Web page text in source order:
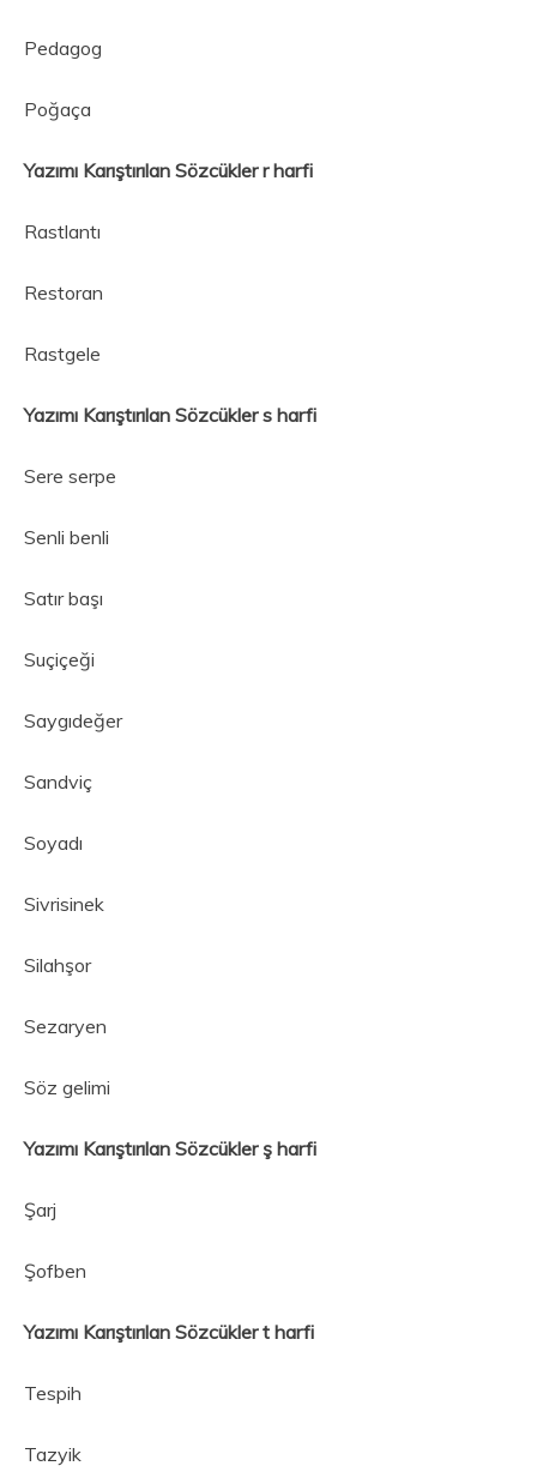
Pedagog
Poğaça
Yazımı Karıştırılan Sözcükler r harfi
Rastlantı
Restoran
Rastgele
Yazımı Karıştırılan Sözcükler s harfi
Sere serpe
Senli benli
Satır başı
Suçiçeği
Saygıdeğer
Sandviç
Soyadı
Sivrisinek
Silahşor
Sezaryen
Söz gelimi
Yazımı Karıştırılan Sözcükler ş harfi
Şarj
Şofben
Yazımı Karıştırılan Sözcükler t harfi
Tespih
Tazyik